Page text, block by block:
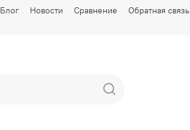
Блог Новости Сравнение Обратная связь